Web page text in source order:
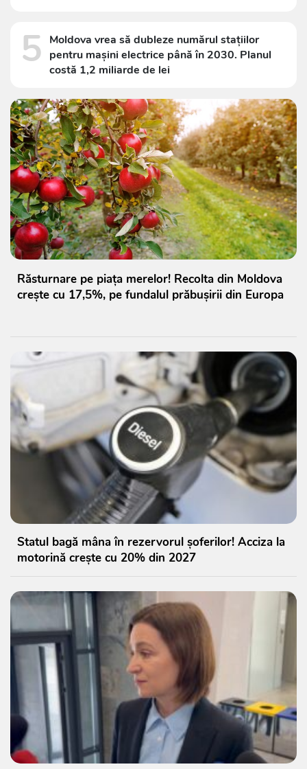
5 Moldova vrea să dubleze numărul stațiilor
pentru mașini electrice până în 2030. Planul
costă 1,2 miliarde de lei
Răsturnare pe piața merelor! Recolta din Moldova
crește cu 17,5%, pe fundalul prăbușirii din Europa
Statul bagă mâna în rezervorul șoferilor! Acciza la
motorină crește cu 20% din 2027